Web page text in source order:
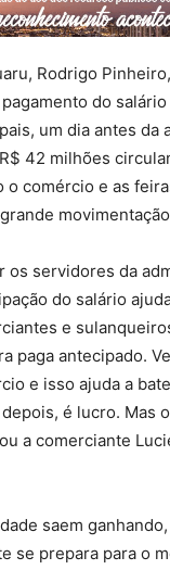
Rodrigo
do
um dia antes da
42 milhões
o comércio e as
os servidores da
do salário
e
paga antecipado.
e isso ajuda a
é lucro. Mas
a comerciante
saem
se prepara para o